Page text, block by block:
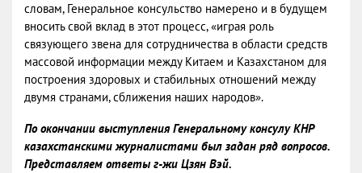
словам, Генеральное консульство намерено и в будущем
вносить свой вклад в этот процесс, «играя роль
связующего звена для сотрудничества в области средств
массовой информации между Китаем и Казахстаном для
построения здоровых и стабильных отношений между
двумя странами, сближения наших народов».
По окончании выступления Генеральному консулу КНР
казахстанскими журналистами был задан ряд вопросов.
Представляем ответы г-жи Цзян Вэй.